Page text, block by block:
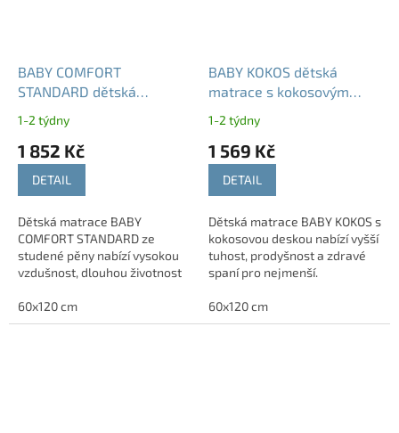
BABY COMFORT
STANDARD dětská
10 cm
1-2 týdny
1 852 Kč
DETAIL
Dětská matrace BABY
COMFORT STANDARD ze
studené pěny nabízí vysokou
vzdušnost, dlouhou životnost
motivem.
60x120 cm
BABY KOKOS dětská
matrace s kokosovým
1-2 týdny
1 569 Kč
DETAIL
Dětská matrace BABY KOKOS s
kokosovou deskou nabízí vyšší
tuhost, prodyšnost a zdravé
spaní pro nejmenší.
60x120 cm